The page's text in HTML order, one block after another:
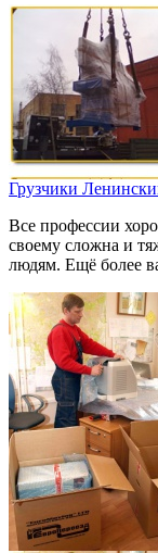
Грузчики
Все профессии
своему сложна и
людям. Ещё более